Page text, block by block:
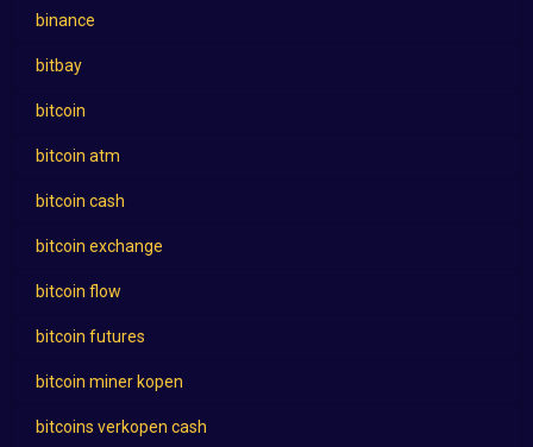
binance
bitbay
bitcoin
bitcoin atm
bitcoin cash
bitcoin exchange
bitcoin flow
bitcoin futures
bitcoin miner kopen
bitcoins verkopen cash